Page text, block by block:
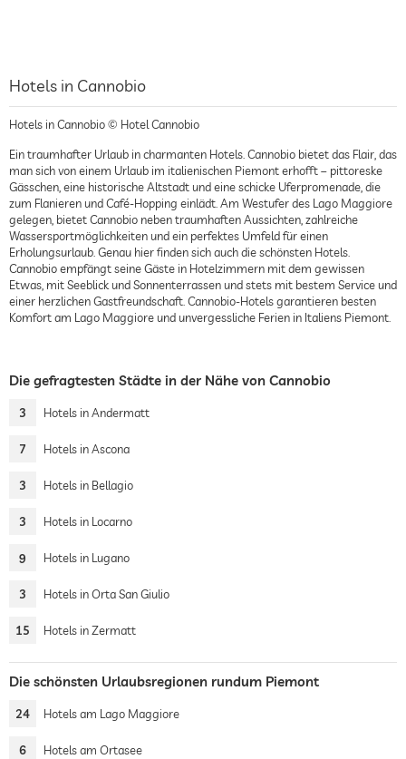
Hotels in Cannobio
Hotels in Cannobio © Hotel Cannobio
Ein traumhafter Urlaub in charmanten Hotels. Cannobio bietet das Flair, das
man sich von einem Urlaub im italienischen Piemont erhofft – pittoreske
Gässchen, eine historische Altstadt und eine schicke Uferpromenade, die
zum Flanieren und Café-Hopping einlädt. Am Westufer des Lago Maggiore
gelegen, bietet Cannobio neben traumhaften Aussichten, zahlreiche
Wassersportmöglichkeiten und ein perfektes Umfeld für einen
Erholungsurlaub. Genau hier finden sich auch die schönsten Hotels.
Cannobio empfängt seine Gäste in Hotelzimmern mit dem gewissen
Etwas, mit Seeblick und Sonnenterrassen und stets mit bestem Service und
einer herzlichen Gastfreundschaft. Cannobio-Hotels garantieren besten
Komfort am Lago Maggiore und unvergessliche Ferien in Italiens Piemont.
Die gefragtesten Städte in der Nähe von Cannobio
3 Hotels in Andermatt
7 Hotels in Ascona
3 Hotels in Bellagio
3 Hotels in Locarno
9 Hotels in Lugano
3 Hotels in Orta San Giulio
15 Hotels in Zermatt
Die schönsten Urlaubsregionen rundum Piemont
24 Hotels am Lago Maggiore
6 Hotels am Ortasee